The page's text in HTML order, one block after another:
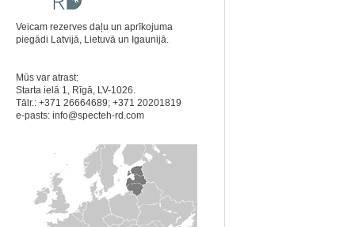
Veicam rezerves daļu un aprīkojuma
piegādi Latvijā, Lietuvā un Igaunijā.
Mūs var atrast:
Starta ielā 1, Rīgā, LV-1026.
Tālr.: +371 26664689; +371 20201819
e-pasts: info@specteh-rd.com